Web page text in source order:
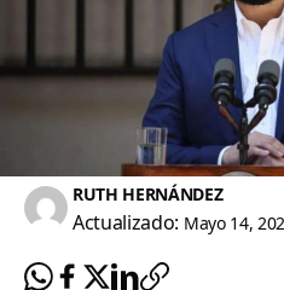
RUTH HERNÁNDEZ
Actualizado: Mayo 14,